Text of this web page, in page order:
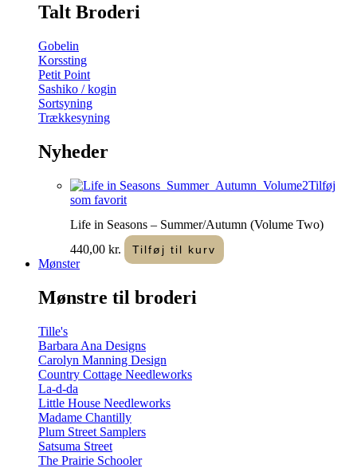
Talt Broderi
Gobelin
Korssting
Petit Point
Sashiko / kogin
Sortsyning
Trækkesyning
Nyheder
Tilføj
som favorit
Life in Seasons – Summer/Autumn (Volume Two)
440,00 kr. Tilføj til kurv
Mønster
Mønstre til broderi
Tille's
Barbara Ana Designs
Carolyn Manning Design
Country Cottage Needleworks
La-d-da
Little House Needleworks
Madame Chantilly
Plum Street Samplers
Satsuma Street
The Prairie Schooler